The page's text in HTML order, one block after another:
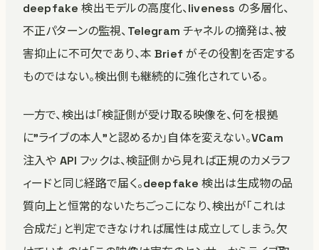
deepfake 検出モデルの高度化、liveness の多層化、
不正パターンの監視、Telegram チャネルの摘発は、被
害抑止に不可欠であり、本 Brief がその役割を否定する
ものではない。検出側も継続的に強化されている。
一方で、検出は「検証側が受け取る映像を、何を根拠
に”ライブの本人”と認めるか」自体を変えない。VCam
注入や API フックは、検証側から見れば正規のカメラフ
ィードと同じ経路で届く。deepfake 検出は生成物の品
質向上と恒常的ないたちごっこになり、検出が「これは
合成だ」と判定できなければ属性は成立してしまう。欠